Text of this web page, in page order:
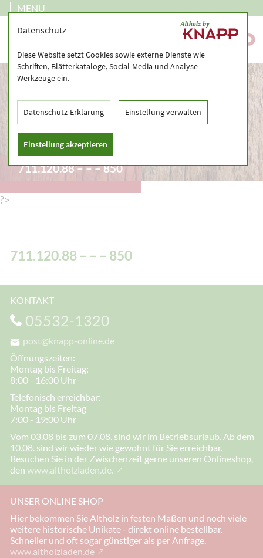
MENU
711.120.88 – – – 850
?>
711.120.88 – – – 850
KONTAKT
05532-1320
post@knapp-online.de
Öffnungszeiten:
Montag bis Freitag:
8:00 - 16:00 Uhr
Telefonisch erreichbar:
Montag bis Freitag
7:00 - 19:00 Uhr
Vom 03.08 bis zum 07.08. sind wir im Betriebsurlaub. Ab dem
10.08. sind wir wieder wie gewohnt für Sie erreichbar.
Besuchen Sie in der Zwischenzeit gerne unseren Onlineshop,
den www.altholzladen.de.
UNSER ONLINE SHOP
Hier bekommen Sie Altholz in festen Maßen und noch viele
weitere historische Unikate - direkt online bestellbar.
Schneller und oft sogar günstiger als per Anfrage.
www.altholzladen.de
Datenschutz
Diese Website setzt Cookies sowie externe Dienste wie
Schriften, Blätterkataloge, Social-Media und Analyse-
Werkzeuge ein.
Datenschutz-Erklärung Einstellung verwalten
Einstellung akzeptieren